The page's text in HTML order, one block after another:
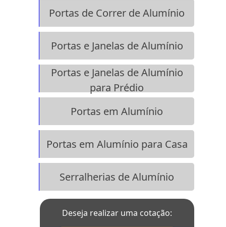
Portas de Correr de Alumínio
Portas e Janelas de Alumínio
Portas e Janelas de Alumínio
para Prédio
Portas em Alumínio
Portas em Alumínio para Casa
Serralherias de Alumínio
Deseja realizar uma cotação: